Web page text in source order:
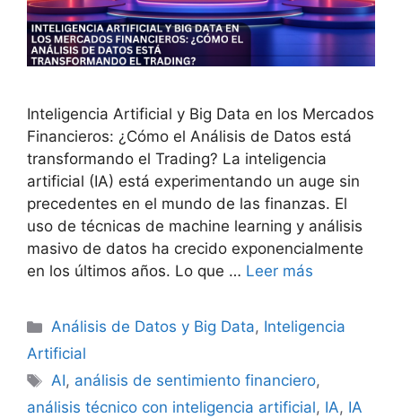
Inteligencia Artificial y Big Data en los Mercados
Financieros: ¿Cómo el Análisis de Datos está
transformando el Trading? La inteligencia
artificial (IA) está experimentando un auge sin
precedentes en el mundo de las finanzas. El
uso de técnicas de machine learning y análisis
masivo de datos ha crecido exponencialmente
en los últimos años. Lo que … Leer más
Categorías
Análisis de Datos y Big Data, Inteligencia
Artificial
Etiquetas
AI, análisis de sentimiento financiero,
análisis técnico con inteligencia artificial, IA, IA